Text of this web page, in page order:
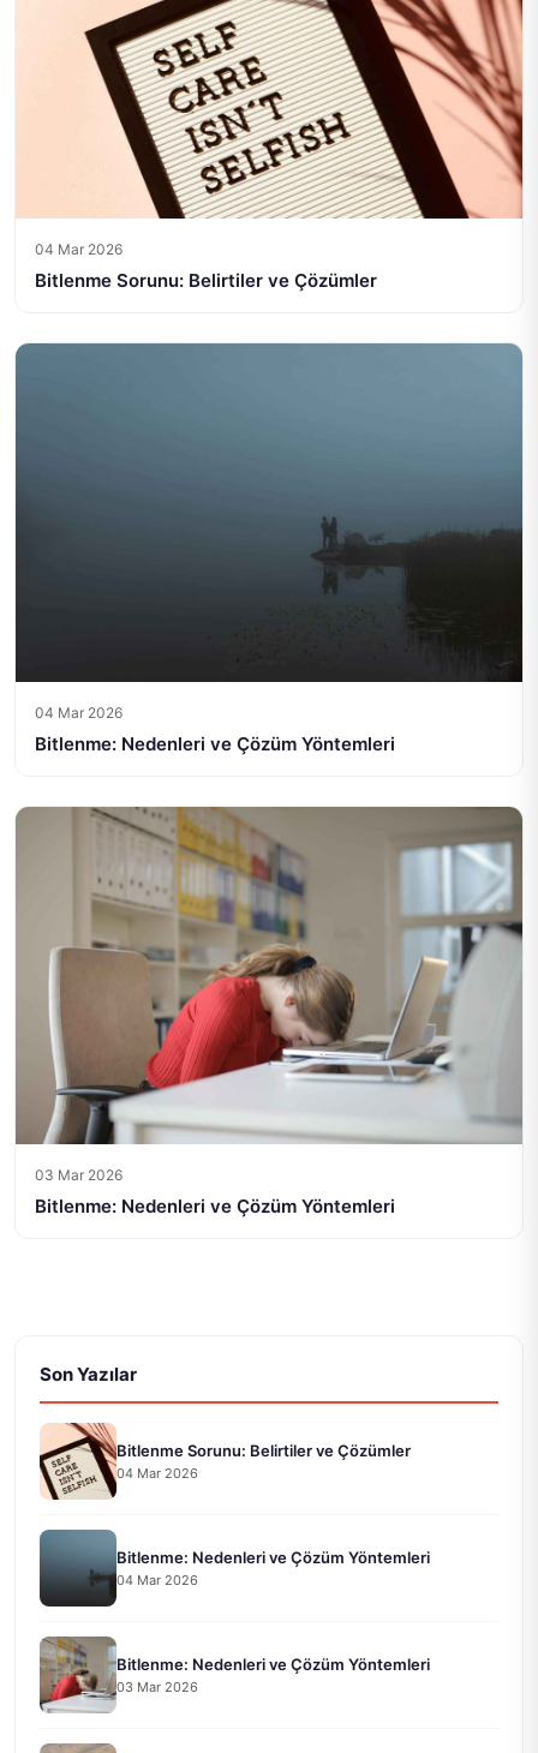
04 Mar 2026
Bitlenme Sorunu: Belirtiler ve Çözümler
04 Mar 2026
Bitlenme: Nedenleri ve Çözüm Yöntemleri
03 Mar 2026
Bitlenme: Nedenleri ve Çözüm Yöntemleri
Son Yazılar
Bitlenme Sorunu: Belirtiler ve Çözümler
04 Mar 2026
Bitlenme: Nedenleri ve Çözüm Yöntemleri
04 Mar 2026
Bitlenme: Nedenleri ve Çözüm Yöntemleri
03 Mar 2026